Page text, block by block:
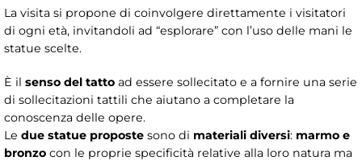
La visita si propone di coinvolgere direttamente i visitatori
di ogni età, invitandoli ad “esplorare” con l’uso delle mani le
statue scelte.
È il senso del tatto ad essere sollecitato e a fornire una serie
di sollecitazioni tattili che aiutano a completare la
conoscenza delle opere.
Le due statue proposte sono di materiali diversi: marmo e
bronzo con le proprie specificità relative alla loro natura ma